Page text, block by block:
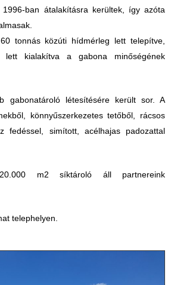
1996-ban átalakításra kerültek, így azóta
tonnás közúti hídmérleg lett telepítve,
lett kialakítva a gabona minőségének
gabonatároló létesítésére került sor. A
könnyűszerkezetes tetőből, rácsos
fedéssel, simított, acélhajas padozattal
m2 síktároló áll partnereink
telephelyen.